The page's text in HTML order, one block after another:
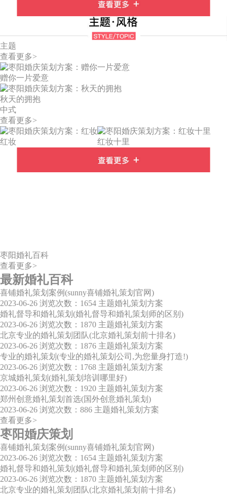
主题
查看更多>
赠你一片爱意
秋天的拥抱
中式
查看更多>
红妆 红妆十里
枣阳婚礼百科
查看更多>
最新婚礼百科
喜铺婚礼策划案例(sunny喜铺婚礼策划官网)
2023-06-26 浏览次数：1654 主题婚礼策划方案
婚礼督导和婚礼策划(婚礼督导和婚礼策划师的区别)
2023-06-26 浏览次数：1870 主题婚礼策划方案
北京专业的婚礼策划团队(北京婚礼策划前十排名)
2023-06-26 浏览次数：1876 主题婚礼策划方案
专业的婚礼策划(专业的婚礼策划公司,为您量身打造!)
2023-06-26 浏览次数：1768 主题婚礼策划方案
京城婚礼策划(婚礼策划培训哪里好)
2023-06-26 浏览次数：1920 主题婚礼策划方案
郑州创意婚礼策划首选(国外创意婚礼策划)
2023-06-26 浏览次数：886 主题婚礼策划方案
查看更多>
枣阳婚庆策划
喜铺婚礼策划案例(sunny喜铺婚礼策划官网)
2023-06-26 浏览次数：1654 主题婚礼策划方案
婚礼督导和婚礼策划(婚礼督导和婚礼策划师的区别)
2023-06-26 浏览次数：1870 主题婚礼策划方案
北京专业的婚礼策划团队(北京婚礼策划前十排名)